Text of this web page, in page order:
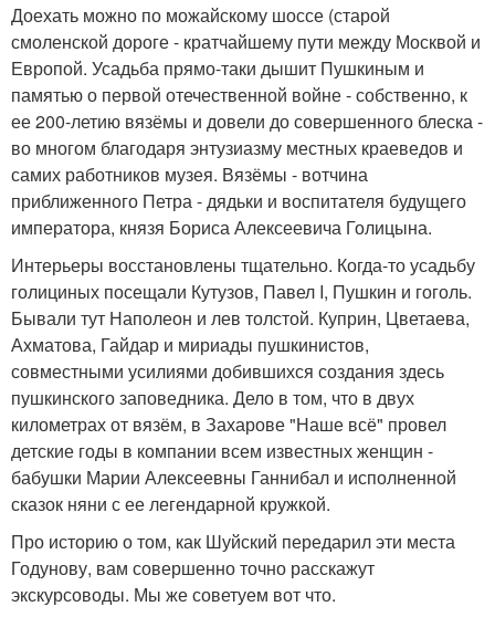
Доехать можно по можайскому шоссе (старой
смоленской дороге - кратчайшему пути между Москвой и
Европой. Усадьба прямо-таки дышит Пушкиным и
памятью о первой отечественной войне - собственно, к
ее 200-летию вязёмы и довели до совершенного блеска -
во многом благодаря энтузиазму местных краеведов и
самих работников музея. Вязёмы - вотчина
приближенного Петра - дядьки и воспитателя будущего
императора, князя Бориса Алексеевича Голицына.
Интерьеры восстановлены тщательно. Когда-то усадьбу
голициных посещали Кутузов, Павел I, Пушкин и гоголь.
Бывали тут Наполеон и лев толстой. Куприн, Цветаева,
Ахматова, Гайдар и мириады пушкинистов,
совместными усилиями добившихся создания здесь
пушкинского заповедника. Дело в том, что в двух
километрах от вязём, в Захарове "Наше всё" провел
детские годы в компании всем известных женщин -
бабушки Марии Алексеевны Ганнибал и исполненной
сказок няни с ее легендарной кружкой.
Про историю о том, как Шуйский передарил эти места
Годунову, вам совершенно точно расскажут
экскурсоводы. Мы же советуем вот что.